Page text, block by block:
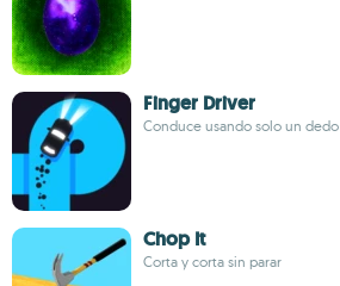
Finger Driver
Conduce usando solo un dedo
Chop It
Corta y corta sin parar